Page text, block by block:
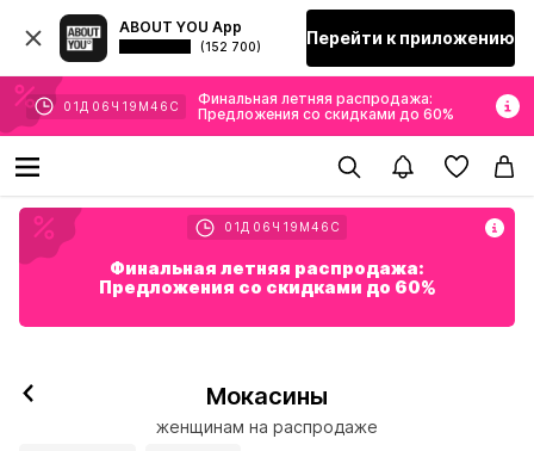
ABOUT YOU App
(152 700) Перейти к приложению
01 Д 06 Ч 19 М44 С
Финальная летняя распродажа:
Предложения со скидками до 60%
01 Д 06 Ч 19 М44 С
Финальная летняя распродажа:
Предложения со скидками до 60%
Мокасины
женщинам на распродаже